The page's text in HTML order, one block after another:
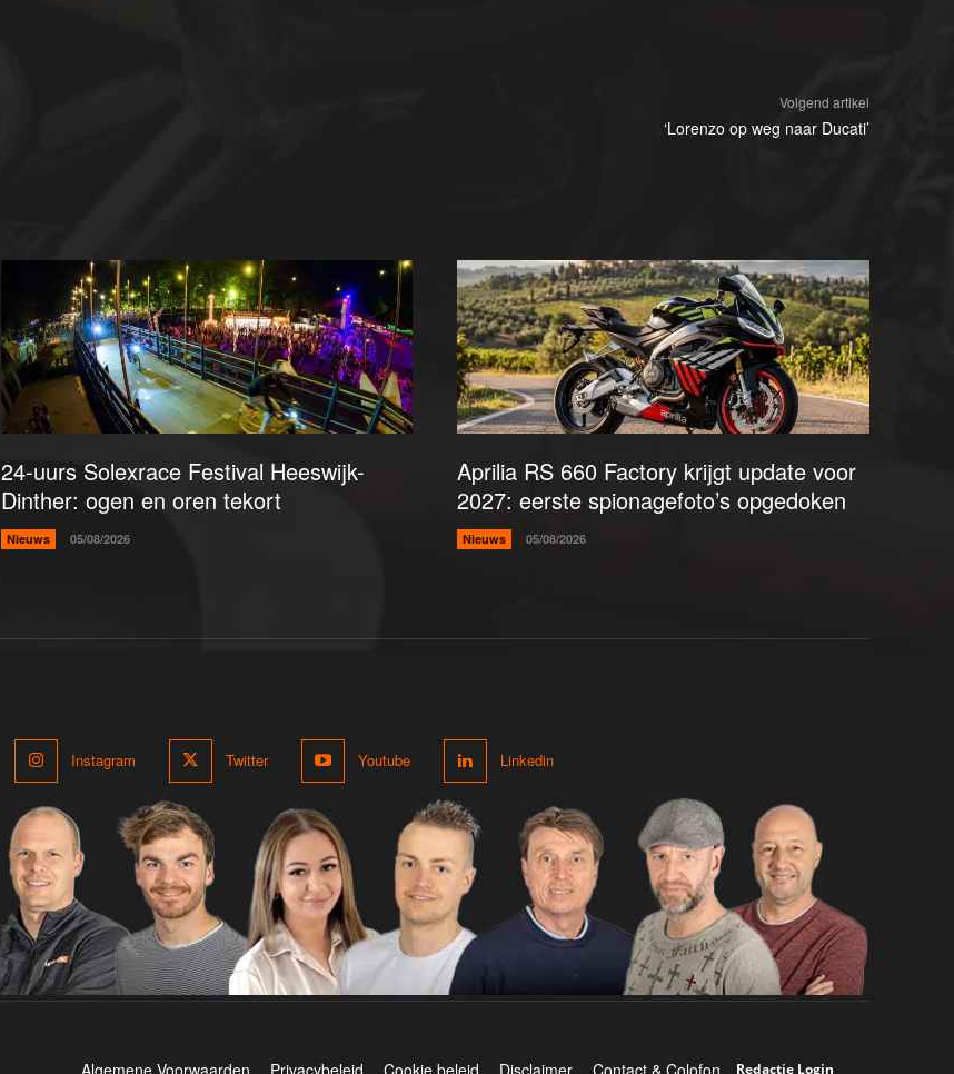
Volgend artikel
‘Lorenzo op weg naar Ducati’
24-uurs Solexrace Festival Heeswijk-
Dinther: ogen en oren tekort
Nieuws 05/08/2026
Aprilia RS 660 Factory krijgt update voor
2027: eerste spionagefoto’s opgedoken
Nieuws 05/08/2026
Instagram Twitter Youtube Linkedin
Algemene Voorwaarden Privacybeleid Cookie beleid Disclaimer Contact & Colofon Redactie Login